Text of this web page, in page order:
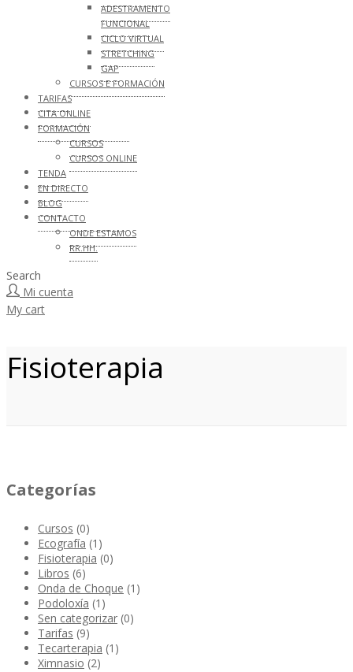
ADESTRAMENTO
FUNCIONAL
CICLO VIRTUAL
STRETCHING
GAP
CURSOS E FORMACIÓN
TARIFAS
CITA ONLINE
FORMACIÓN
CURSOS
CURSOS ONLINE
TENDA
EN DIRECTO
BLOG
CONTACTO
ONDE ESTAMOS
RR.HH.
Search
Mi cuenta
My cart
Fisioterapia
Categorías
Cursos (0)
Ecografía (1)
Fisioterapia (0)
Libros (6)
Onda de Choque (1)
Podoloxía (1)
Sen categorizar (0)
Tarifas (9)
Tecarterapia (1)
Ximnasio (2)